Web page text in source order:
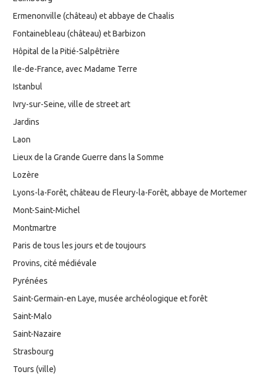
Ermenonville (château) et abbaye de Chaalis
Fontainebleau (château) et Barbizon
Hôpital de la Pitié-Salpêtrière
Ile-de-France, avec Madame Terre
Istanbul
Ivry-sur-Seine, ville de street art
Jardins
Laon
Lieux de la Grande Guerre dans la Somme
Lozère
Lyons-la-Forêt, château de Fleury-la-Forêt, abbaye de Mortemer
Mont-Saint-Michel
Montmartre
Paris de tous les jours et de toujours
Provins, cité médiévale
Pyrénées
Saint-Germain-en Laye, musée archéologique et forêt
Saint-Malo
Saint-Nazaire
Strasbourg
Tours (ville)